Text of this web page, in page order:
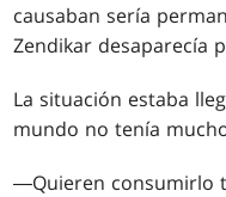
causaban sería
Zendikar desaparecía
La situación estaba
mundo no tenía
―Quieren consumirlo